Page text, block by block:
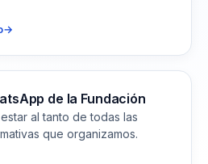
→
de la Fundación
al tanto de todas las
que organizamos.